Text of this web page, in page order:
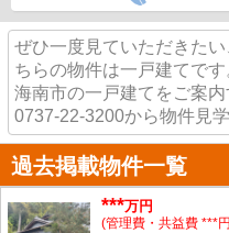
ぜひ一度見ていただきた
ちらの物件は一戸建てで
海南市の一戸建てをご案
0737-22-3200から物件見
過去掲載物件一覧
***万円
(管理費・共益費 ***